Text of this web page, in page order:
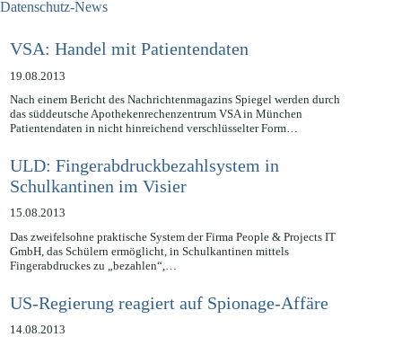
VSA: Handel mit Patientendaten
19.08.2013
Nach einem Bericht des Nachrichtenmagazins Spiegel werden durch
das süddeutsche Apothekenrechenzentrum VSA in München
ULD: Fingerabdruckbezahlsystem in
Schulkantinen im Visier
15.08.2013
Das zweifelsohne praktische System der Firma People & Projects IT
GmbH, das Schülern ermöglicht, in Schulkantinen mittels
US-Regierung reagiert auf Spionage-Affäre